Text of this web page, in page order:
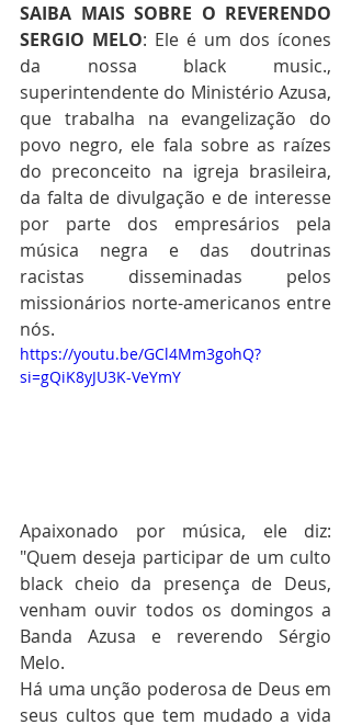
SAIBA MAIS SOBRE O REVERENDO
SERGIO MELO: Ele é um dos ícones
da nossa black music.,
superintendente do Ministério Azusa,
que trabalha na evangelização do
povo negro, ele fala sobre as raízes
do preconceito na igreja brasileira,
da falta de divulgação e de interesse
por parte dos empresários pela
música negra e das doutrinas
racistas disseminadas pelos
missionários norte-americanos entre
nós.
https://youtu.be/GCl4Mm3gohQ?
si=gQiK8yJU3K-VeYmY
Apaixonado por música, ele diz:
"Quem deseja participar de um culto
black cheio da presença de Deus,
venham ouvir todos os domingos a
Banda Azusa e reverendo Sérgio
Melo.
Há uma unção poderosa de Deus em
seus cultos que tem mudado a vida